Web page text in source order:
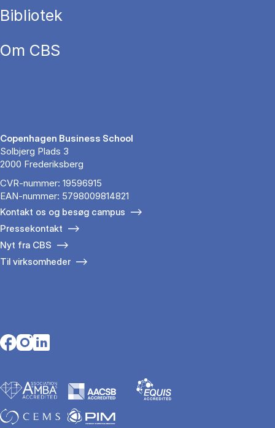
Bibliotek
Om CBS
Copenhagen Business School
Solbjerg Plads 3
2000 Frederiksberg
CVR-nummer: 19596915
EAN-nummer: 5798009814821
Kontakt os og besøg campus
Pressekontakt
Nyt fra CBS
Til virksomheder
Opens in a new tab
Opens in a new tab
Opens in a new tab